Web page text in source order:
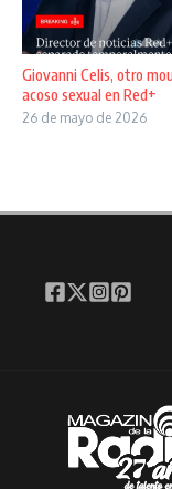
Giovanni Celis, otro
acoso sexual en Red+
26 de mayo de 2026